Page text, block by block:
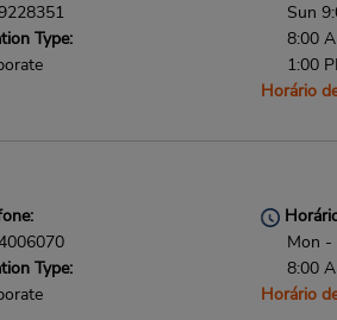
Type:
Sun
8:00
1:00
Horário
Type:
Mon -
8:00
Horário